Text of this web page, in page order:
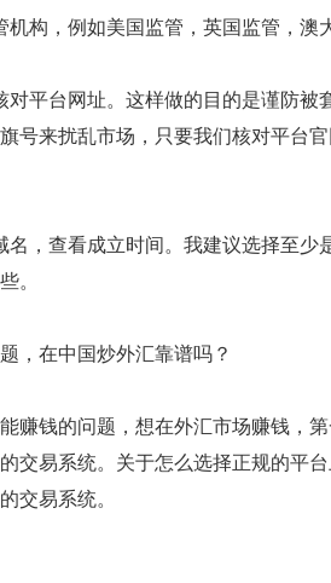
，例如美国监管，英国监管，澳
平台网址。这样做的目的是谨防被
号来扰乱市场，只要我们核对平台
，查看成立时间。我建议选择至少
。
在中国炒外汇靠谱吗？
钱的问题，想在外汇市场赚钱，第
交易系统。关于怎么选择正规的平
交易系统。